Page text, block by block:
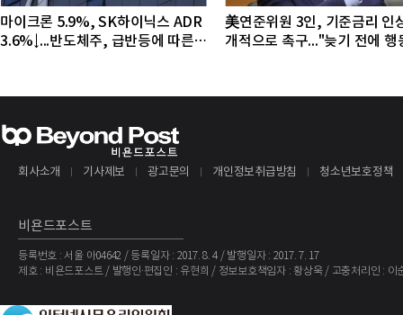
마이크론 5.9%, SK하이닉스 ADR
3.6%↓...반도체주, 급반등에 따른
美연준위원 3인, 기준금리 인
개적으로 촉구..."늦기 전에 행
회사소개 기사제보 광고문의 개인정보취급방침 청소년보호정책
비욘드포스트
등록번호 : 서울 아04642 / 등록일자 : 2017. 8. 4 / 발행일자 : 2017. 7. 17
제호 : 비욘드포스트 / 발행인·편집인 : 유현희 / 정보보호책임자 : 황상욱 / 고충처리인 : 이